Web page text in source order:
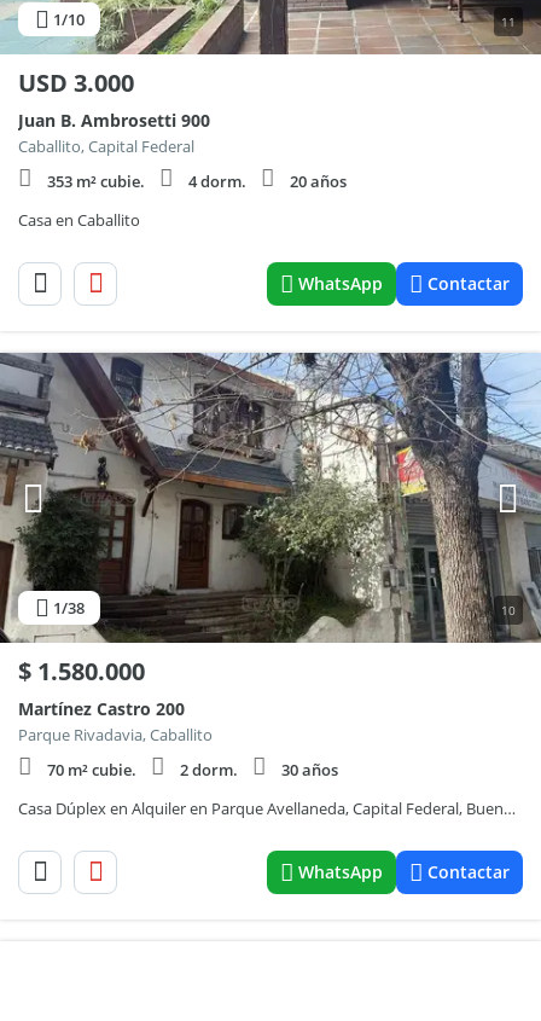
1/10 11
USD 3.000
Juan B. Ambrosetti 900
Caballito, Capital Federal
353 m² cubie.
4 dorm.
20 años
Casa en Caballito
WhatsApp Contactar
1/38 10
$ 1.580.000
Martínez Castro 200
Parque Rivadavia, Caballito
70 m² cubie.
2 dorm.
30 años
Casa Dúplex en Alquiler en Parque Avellaneda, Capital Federal, Buenos Aires
WhatsApp Contactar